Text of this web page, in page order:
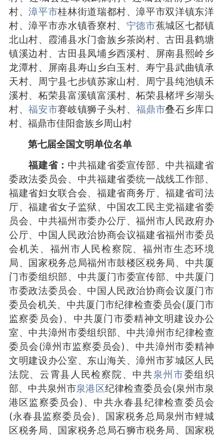
村、漳平市桂林街道瑞都村、漳平市双洋镇东洋
村、漳平市赤水镇香寮村、 宁德市蕉城区七都镇
北山村、霞浦县水门畲族乡茶岗村、古田县鹤塘
镇溪边村、古田县凤埔乡西溪村、屏南县熙岭乡
龙潭村、屏南县寿山乡白玉村、寿宁县武曲镇承
天村、周宁县七步镇苏家山村、周宁县纯池镇禾
溪村、柘荣县富溪镇富溪村、柘荣县楮坪乡湖头
村、福安市赛岐镇狮子头村、 福鼎市叠石乡库口
村、福鼎市佳阳畲族乡周山村
第七届全国文明单位名单
福建省： 中共福建省委宣传部、中共福建省
委政法委员会、中共福建省委统一战线工作部、
福建省妇女联合会、福建省商务厅、福建省司法
厅、福建省女子监狱、中国农工民主党福建省委
员会、中共福州市委办公厅、福州市人民政府办
公厅、中国人民政治协商会议福建省福州市委员
会机关、福州市人民检察院、福州市生态环境
局、国家税务总局福州市鼓楼区税务局、中共厦
门市委组织部、中共厦门市委宣传部、中共厦门
市委政法委员会、中国人民政治协商会议厦门市
委员会机关、中共厦门市纪律检查委员会(厦门市
监察委员会)、中共厦门市委精神文明建设办公
室、中共漳州市委组织部、中共漳州市纪律检查
委员会(漳州市监察委员会)、中共漳州市委精神
文明建设办公室、东山海关、漳州市芗城区人民
法院、云霄县人民检察院、中共泉州市委组织
部、中共泉州市泉港区纪律检查委员会(泉州市泉
港区监察委员会)、中共永春县纪律检查委员会
(永春县监察委员会)、国家税务总局泉州市鲤城
区税务局、国家税务总局石狮市税务局、国家税